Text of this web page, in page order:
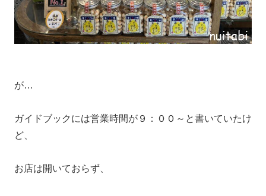
が…
ガイドブックには営業時間が９：００～と書いていたけ
ど、
お店は開いておらず、